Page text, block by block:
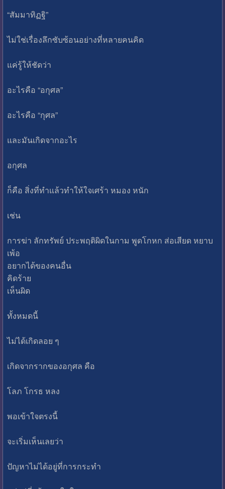
“สัมมาทิฏฐิ”
ไม่ใช่เรื่องลึกซับซ้อนอย่างที่หลายคนคิด
แค่รู้ให้ชัดว่า
อะไรคือ “อกุศล”
อะไรคือ “กุศล”
และมันเกิดจากอะไร
อกุศล
ก็คือ สิ่งที่ทำแล้วทำให้ใจเศร้า หมอง หนัก
เช่น
การฆ่า ลักทรัพย์ ประพฤติผิดในกาม พูดโกหก ส่อเสียด หยาบ
เพ้อ
อยากได้ของคนอื่น
คิดร้าย
เห็นผิด
ทั้งหมดนี้
ไม่ได้เกิดลอย ๆ
เกิดจากรากของอกุศล คือ
โลภ โกรธ หลง
พอเข้าใจตรงนี้
จะเริ่มเห็นเลยว่า
ปัญหาไม่ได้อยู่ที่การกระทำ